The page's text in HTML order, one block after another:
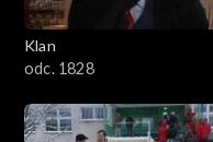
Klan
odc. 1828